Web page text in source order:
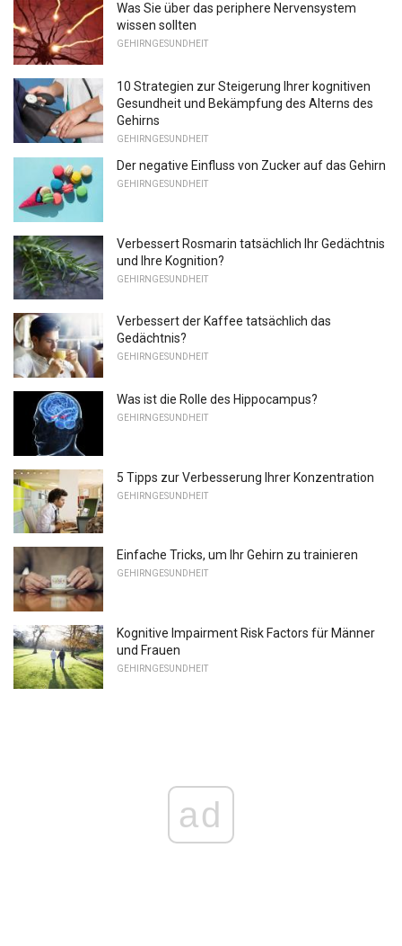
Was Sie über das periphere Nervensystem
wissen sollten
GEHIRNGESUNDHEIT
10 Strategien zur Steigerung Ihrer kognitiven
Gesundheit und Bekämpfung des Alterns des
Gehirns
GEHIRNGESUNDHEIT
Der negative Einfluss von Zucker auf das Gehirn
GEHIRNGESUNDHEIT
Verbessert Rosmarin tatsächlich Ihr Gedächtnis
und Ihre Kognition?
GEHIRNGESUNDHEIT
Verbessert der Kaffee tatsächlich das
Gedächtnis?
GEHIRNGESUNDHEIT
Was ist die Rolle des Hippocampus?
GEHIRNGESUNDHEIT
5 Tipps zur Verbesserung Ihrer Konzentration
GEHIRNGESUNDHEIT
Einfache Tricks, um Ihr Gehirn zu trainieren
GEHIRNGESUNDHEIT
Kognitive Impairment Risk Factors für Männer
und Frauen
GEHIRNGESUNDHEIT
ad